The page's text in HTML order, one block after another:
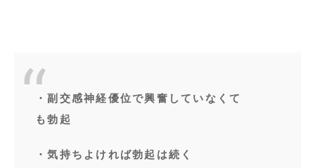
・副交感神経優位で興奮していなくて
も勃起
・気持ちよければ勃起は続く